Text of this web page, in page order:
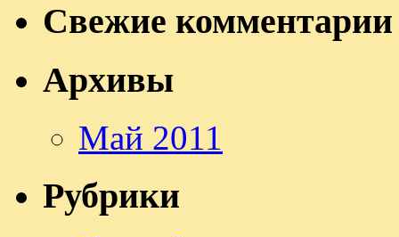
Свежие комментарии
Архивы
Май 2011
Рубрики